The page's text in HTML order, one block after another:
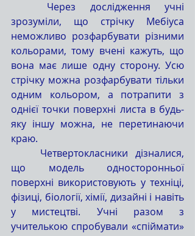
зрозуміли, що стрічку Мебіуса
неможливо розфарбувати різними
кольорами, тому вчені кажуть, що
вона має лише одну сторону. Усю
стрічку можна розфарбувати тільки
одним кольором, а потрапити з
однієї точки поверхні листа в будь-
яку іншу можна, не перетинаючи
краю.
що модель односторонньої
поверхні використовують у техніці,
фізиці, біології, хімії, дизайні і навіть
у мистецтві. Учні разом з
учителькою спробували «спіймати»